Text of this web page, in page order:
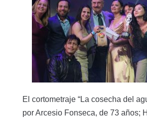
El cortometraje “La cosecha del
por Arcesio Fonseca, de 73 años;